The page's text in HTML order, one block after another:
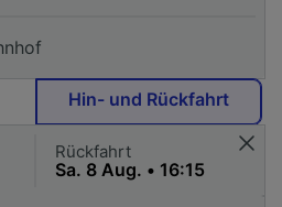
Hin- und Rückfahrt
Rückfahrt